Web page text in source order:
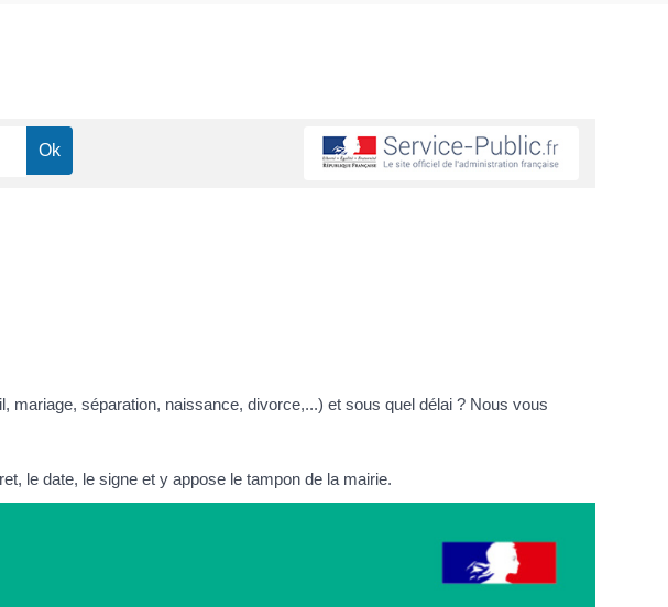
séparation, naissance, divorce,...) et sous quel délai ? Nous vous
le date, le signe et y appose le tampon de la mairie.